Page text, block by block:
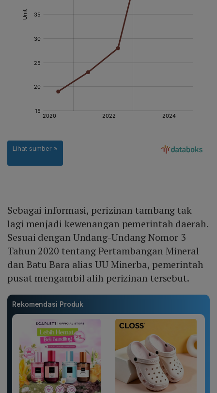
Sebagai informasi, perizinan tambang tak
lagi menjadi kewenangan pemerintah daerah.
Sesuai dengan Undang-Undang Nomor 3
Tahun 2020 tentang Pertambangan Mineral
dan Batu Bara alias UU Minerba, pemerintah
pusat mengambil alih perizinan tersebut.
Rekomendasi Produk